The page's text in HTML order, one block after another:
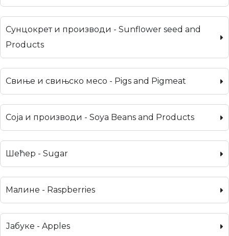
Сунцокрет и производи - Sunflower seed and
Products
Свиње и свињско месо - Pigs and Pigmeat
Соја и производи - Soya Beans and Products
Шећер - Sugar
Малине - Raspberries
Јабуке - Apples